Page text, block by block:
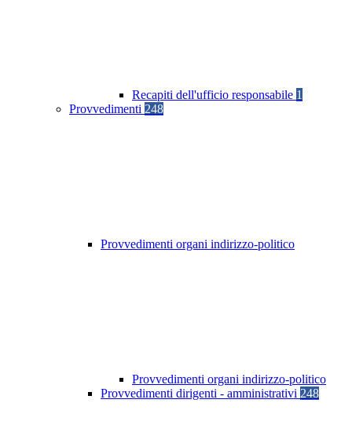
Recapiti dell'ufficio responsabile 1
Provvedimenti 248
Provvedimenti organi indirizzo-politico
Provvedimenti organi indirizzo-politico
Provvedimenti dirigenti - amministrativi 248